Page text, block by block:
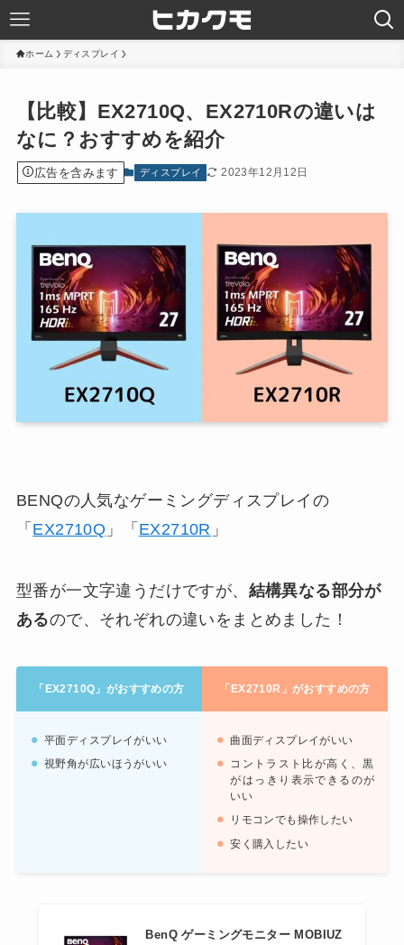
ホーム ディスプレイ
【比較】EX2710Q、EX2710Rの違いは
なに？おすすめを紹介
広告を含みます ディスプレイ 2023年12月12日
BENQの人気なゲーミングディスプレイの
「 EX2710Q 」「 EX2710R 」
型番が一文字違うだけですが、 結構異なる部分が
あるので、それぞれの違いをまとめました！
「EX2710Q」がおすすめの方 「EX2710R」がおすすめの方
平面ディスプレイがいい
視野角が広いほうがいい
曲面ディスプレイがいい
コントラスト比が高く、黒
がはっきり表示できるのが
いい
リモコンでも操作したい
安く購入したい
BenQ ゲーミングモニター MOBIUZ